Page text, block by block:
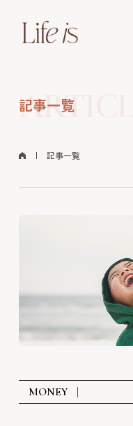
ARTICLE
記事一覧
記事一覧
MONEY